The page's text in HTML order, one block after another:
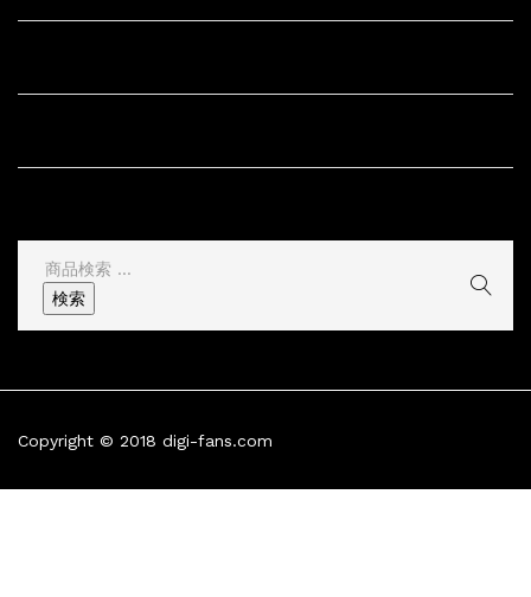
検
索
結
検索
Copyright © 2018 digi-fans.com